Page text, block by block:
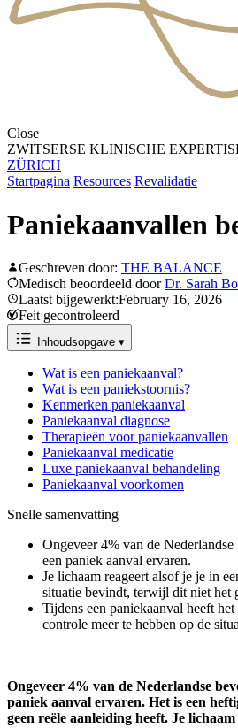
Close
ZWITSERSE KLINISCHE
ZÜRICH
Startpagina Resources Revalidatie
Paniekaanvallen
Geschreven door: THE BALANCE
Medisch beoordeeld doorDr. Sarah
Laatst bijgewerkt:February 16, 2026
Feit gecontroleerd
Inhoudsopgave ▾
Wat is een paniekaanval?
Wat is een paniekstoornis?
Kenmerken paniekaanval
Paniekaanval diagnose
Therapieën voor paniekaanvallen
Paniekaanval medicatie
Luxe paniekaanval behandeling
Paniekaanval voorkomen
Snelle samenvatting
Ongeveer 4% van de
een paniek aanval ervaren.
Je lichaam reageert alsof je je in
situatie bevindt, terwijl dit niet het
Tijdens een paniekaanval heeft
controle meer te hebben op de
Ongeveer 4% van de Nederlandse
paniek aanval ervaren. Het is een
geen reële aanleiding heeft. Je